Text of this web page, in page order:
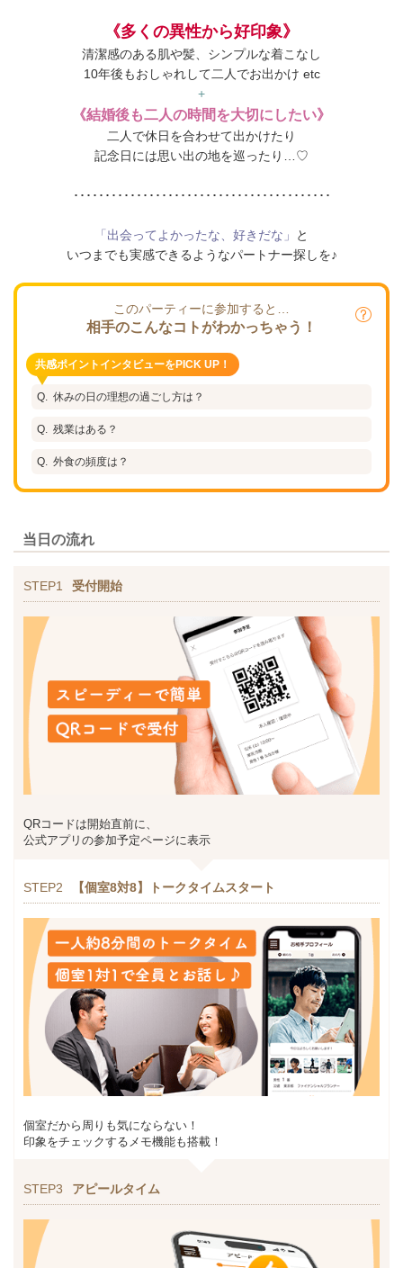
《多くの異性から好印象》
清潔感のある肌や髪、シンプルな着こなし
10年後もおしゃれして二人でお出かけ etc
+
《結婚後も二人の時間を大切にしたい》
二人で休日を合わせて出かけたり
記念日には思い出の地を巡ったり…♡
･････････････････････････････････････････
「出会ってよかったな、好きだな」
と
いつまでも実感できるようなパートナー探しを♪
このパーティーに参加すると…
相手のこんなコトがわかっちゃう！
共感ポイントインタビューをPICK UP！
休みの日の理想の過ごし方は？
残業はある？
外食の頻度は？
当日の流れ
STEP1 受付開始
QRコードは開始直前に、
公式アプリの参加予定ページに表示
STEP2 【個室8対8】トークタイムスタート
個室だから周りも気にならない！
印象をチェックするメモ機能も搭載！
STEP3 アピールタイム